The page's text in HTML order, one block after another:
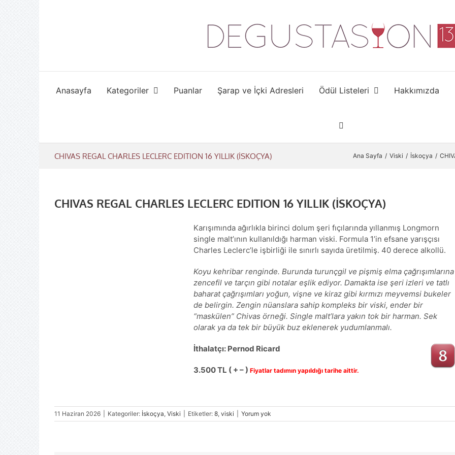
Anasayfa Kategoriler Puanlar Şarap ve İçki Adresleri Ödül Listeleri Hakkımızda
CHIVAS REGAL CHARLES LECLERC EDITION 16 YILLIK (İSKOÇYA) Ana Sayfa Viski İskoçya
CHIVAS REGAL CHARLES LECLERC EDITION 16 YILLIK (İSKOÇYA)
Karışımında ağırlıkla birinci dolum şeri fıçılarında yıllanmış Longmorn
single malt’ının kullanıldığı harman viski. Formula 1’in efsane yarışçısı
Charles Leclerc’le işbirliği ile sınırlı sayıda üretilmiş. 40 derece alkollü.
Koyu kehribar renginde. Burunda turunçgil ve pişmiş elma çağrışımlarına
zencefil ve tarçın gibi notalar eşlik ediyor. Damakta ise şeri izleri ve tatlı
baharat çağrışımları yoğun, vişne ve kiraz gibi kırmızı meyvemsi bukeler
de belirgin. Zengin nüanslara sahip kompleks bir viski, ender bir
“maskülen” Chivas örneği. Single malt’lara yakın tok bir harman. Sek
olarak ya da tek bir büyük buz eklenerek yudumlanmalı.
İthalatçı: Pernod Ricard
3.500 TL ( + – ) Fiyatlar tadımın yapıldığı tarihe aittir.
11 Haziran 2026 Kategoriler: İskoçya, Viski Etiketler: 8, viski Yorum yok